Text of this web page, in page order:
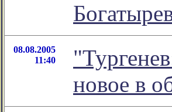
08.08.2005
11:40
новое в